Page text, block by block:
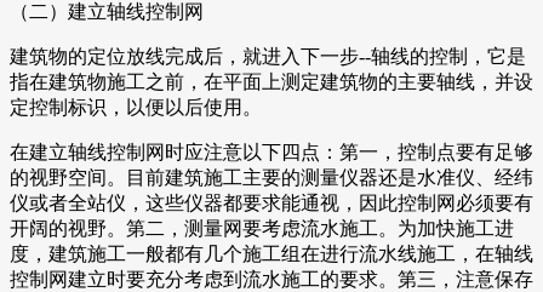
（二）建立轴线控制网
建筑物的定位放线完成后，就进入下一步--轴线的控制，它是
指在建筑物施工之前，在平面上测定建筑物的主要轴线，并设
定控制标识，以便以后使用。
在建立轴线控制网时应注意以下四点：第一，控制点要有足够
的视野空间。目前建筑施工主要的测量仪器还是水准仪、经纬
仪或者全站仪，这些仪器都要求能通视，因此控制网必须要有
开阔的视野。第二，测量网要考虑流水施工。为加快施工进
度，建筑施工一般都有几个施工组在进行流水线施工，在轴线
控制网建立时要充分考虑到流水施工的要求。第三，注意保存